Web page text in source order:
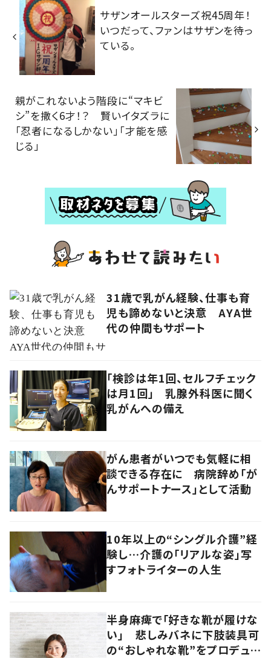
サザンオールスターズ祝45周年！
いつだって、ファンはサザンを待っ
ている。
親がこれないよう階段に“マキビ
シ”を撒く6才！？ 賢いイタズラに
「忍者になるしかない」「才能を感
じる」
31歳で乳がん経験、仕事も育
児も諦めないと決意 AYA世
代の仲間もサポート
「検診は年1回、セルフチェック
は月1回」 乳腺外科医に聞く
乳がんへの備え
がん患者がいつでも気軽に相
談できる存在に 病院辞め「が
んサポートナース」として活動
10年以上の“シングル介護”経
験し…介護の「リアルな姿」写
すフォトライターの人生
半身麻痺で「好きな靴が履けな
い」 悲しみバネに下肢装具可
の“おしゃれな靴”をプロデュー